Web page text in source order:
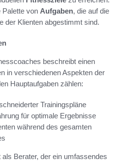
Palette von Aufgaben, die auf die
der Klienten abgestimmt sind.
beschreibt einen
in verschiedenen Aspekten der
Hauptaufgaben zählen:
Trainingspläne
für optimale Ergebnisse
während des gesamten
als Berater, der ein umfassendes